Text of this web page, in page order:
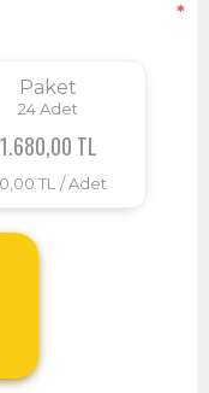
*
Paket
24Adet
1.680,00 TL
TL / Adet